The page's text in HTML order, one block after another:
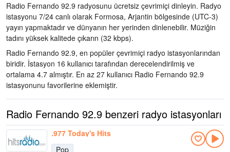
Radio Fernando 92.9 radyosunu ücretsiz çevrimiçi dinleyin. Radyo
istasyonu 7/24 canlı olarak Formosa, Arjantin bölgesinde (UTC-3)
yayın yapmaktadır ve dünyanın her yerinden dinlenebilir. Müziğin
tadını yüksek kalitede çıkarın (32 kbps).
Radio Fernando 92.9, en popüler çevrimiçi radyo istasyonlarından
biridir. İstasyon 16 kullanıcı tarafından derecelendirilmiş ve
ortalama 4.7 almıştır. En az 27 kullanıcı Radio Fernando 92.9
istasyonunu favorilerine eklemiştir.
Radio Fernando 92.9 benzeri radyo istasyonları
.977 Today's Hits
Pop